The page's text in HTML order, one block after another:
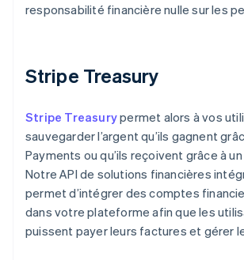
responsabilité financière nulle sur les
Stripe Treasury
Stripe Treasurypermet alors à vos
sauvegarder l’argent qu’ils gagnent
Payments ou qu’ils reçoivent grâce à
Notre API de solutions financières
permet d’intégrer des comptes
dans votre plateforme afin que les
puissent payer leurs factures et gérer